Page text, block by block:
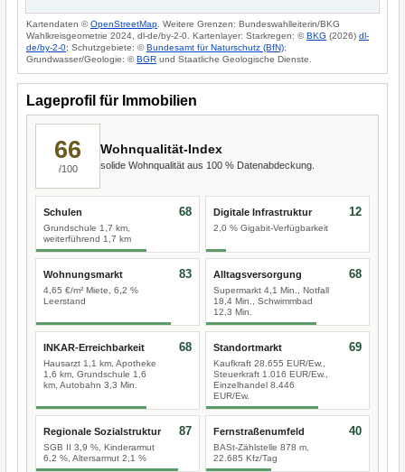
Kartendaten ©OpenStreetMap . Weitere Grenzen: Bundeswahlleiterin/BKG
Wahlkreisgeometrie 2024, dl-de/by-2-0. Kartenlayer: Starkregen: ©BKG (2026) dl-
de/by-2-0; Schutzgebiete: ©Bundesamt für Naturschutz (BfN);
Grundwasser/Geologie: ©BGR und Staatliche Geologische Dienste.
Lageprofil für Immobilien
66
/100
Wohnqualität-Index
solide Wohnqualität aus 100 % Datenabdeckung.
Schulen
Grundschule 1,7 km,
weiterführend 1,7 km
68 Digitale Infrastruktur
2,0 % Gigabit-Verfügbarkeit
12
Wohnungsmarkt
4,65 €/m² Miete, 6,2 %
Leerstand
83 Alltagsversorgung
Supermarkt 4,1 Min., Notfall
18,4 Min., Schwimmbad
12,3 Min.
68
INKAR-Erreichbarkeit
Hausarzt 1,1 km, Apotheke
1,6 km, Grundschule 1,6
km, Autobahn 3,3 Min.
68 Standortmarkt
Kaufkraft 28.655 EUR/Ew.,
Steuerkraft 1.016 EUR/Ew.,
Einzelhandel 8.446
EUR/Ew.
69
Regionale Sozialstruktur
SGB II 3,9 %, Kinderarmut
6,2 %, Altersarmut 2,1 %
87 Fernstraßenumfeld
BASt-Zählstelle 878 m,
22.685 Kfz/Tag
40